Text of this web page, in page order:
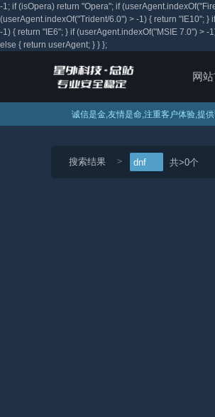
-1; if (isOpera) return "Opera"; if
(userAgent.indexOf("Trident/6.0") > -1) { return "IE10";
-1) { return "IE6"; } if (userAgent.indexOf("MSIE 7.0") >
else { return userAgent; } } };
网
诚信是金,友情是命,注重客户体验,提
搜索结果 dnf 共>0个